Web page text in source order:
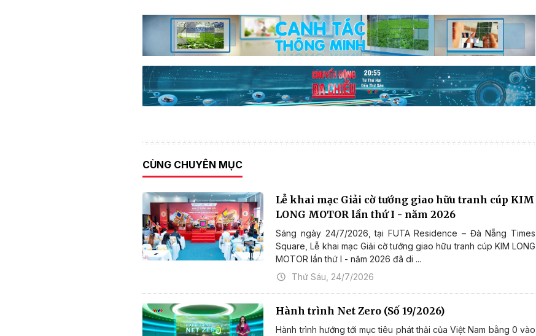
CÙNG CHUYÊN MỤC
Lễ khai mạc Giải cờ tướng giao hữu tranh cúp KIM
LONG MOTOR lần thứ I - năm 2026
Sáng ngày 24/7/2026, tại FUTA Residence – Đà Nẵng Times
Square, Lễ khai mạc Giải cờ tướng giao hữu tranh cúp KIM LONG
MOTOR lần thứ I - năm 2026 đã di ...
Thứ Sáu, 24/7/2026
Hành trình Net Zero (Số 19/2026)
Hành trình hướng tới mục tiêu phát thải của Việt Nam bằng 0 vào